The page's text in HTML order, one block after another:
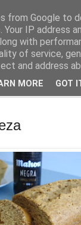
y el día a día de
from Google to
IP address
with
of service,
and address
MORE GOT